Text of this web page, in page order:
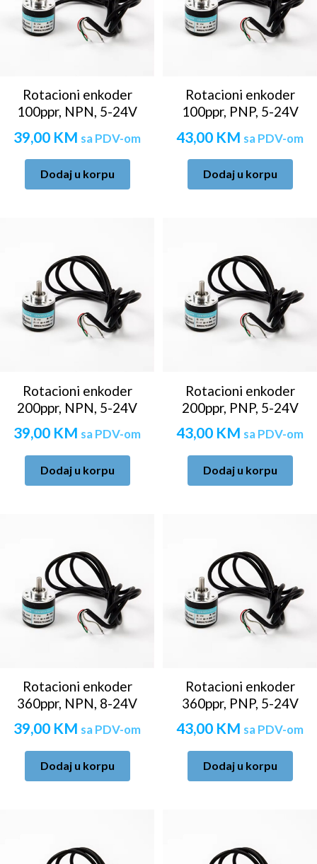
Rotacioni enkoder
100ppr, NPN, 5-24V
39,00 KM sa PDV-om
Dodaj u korpu
Rotacioni enkoder
100ppr, PNP, 5-24V
43,00 KM sa PDV-om
Dodaj u korpu
Rotacioni enkoder
200ppr, NPN, 5-24V
39,00 KM sa PDV-om
Dodaj u korpu
Rotacioni enkoder
200ppr, PNP, 5-24V
43,00 KM sa PDV-om
Dodaj u korpu
Rotacioni enkoder
360ppr, NPN, 8-24V
39,00 KM sa PDV-om
Dodaj u korpu
Rotacioni enkoder
360ppr, PNP, 5-24V
43,00 KM sa PDV-om
Dodaj u korpu